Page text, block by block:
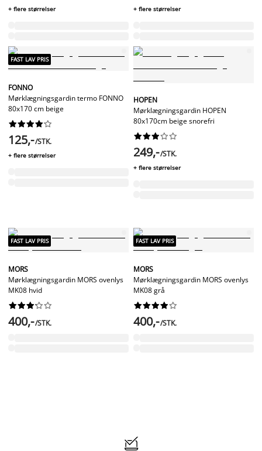
+ flere størrelser + flere størrelser
FAST LAV PRIS
FONNO
Mørklægningsgardin termo FONNO
80x170 cm beige






125,-/STK.
+ flere størrelser
HOPEN
Mørklægningsgardin HOPEN
80x170cm beige snorefri






249,-/STK.
+ flere størrelser
FAST LAV PRIS
MORS
Mørklægningsgardin MORS ovenlys
MK08 hvid






400,-/STK.
FAST LAV PRIS
MORS
Mørklægningsgardin MORS ovenlys
MK08 grå






400,-/STK.
